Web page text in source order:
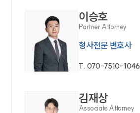
이승호
Partner Attorney
형사전문 변호사
T. 070-7510-1046
김재상
Associate Attorney